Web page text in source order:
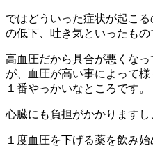
ではどういった症状が起こ
の低下、吐き気といったもの
高血圧だから具合が悪くな
が、血圧が高い事によって
１番やっかいなところです。
心臓にも負担がかかりますし
１度血圧を下げる薬を飲み